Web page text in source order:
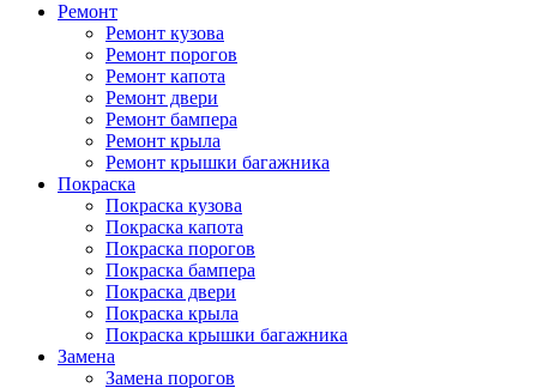
Ремонт
Ремонт кузова
Ремонт порогов
Ремонт капота
Ремонт двери
Ремонт бампера
Ремонт крыла
Ремонт крышки багажника
Покраска
Покраска кузова
Покраска капота
Покраска порогов
Покраска бампера
Покраска двери
Покраска крыла
Покраска крышки багажника
Замена
Замена порогов